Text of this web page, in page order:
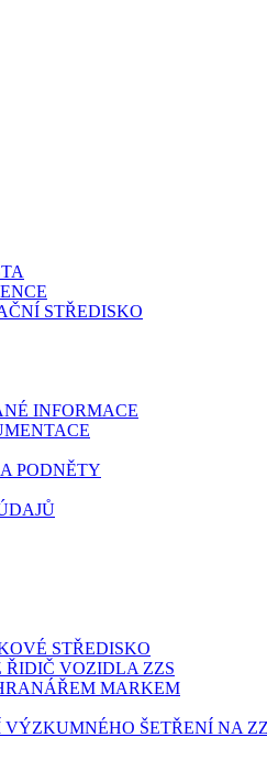
STŘEDISKO
INFORMACE
PODNĚTY
STŘEDISKO
VOZIDLA ZZS
MARKEM
ŠETŘENÍ NA